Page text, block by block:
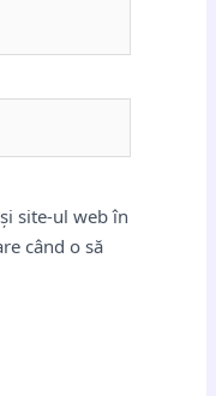
site-ul web în
când o să